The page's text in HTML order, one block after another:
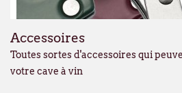
Accessoires
Toutes sortes d'accessoires qui
votre cave à vin